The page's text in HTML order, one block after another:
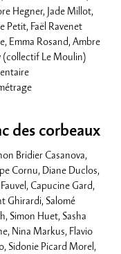
Hegner, Jade Millot,
Petit, Faël Ravenet
Emma Rosand, Ambre
(collectif Le Moulin)
des corbeaux
Bridier Casanova,
Cornu, Diane Duclos,
Capucine Gard,
Ghirardi, Salomé
Simon Huet, Sasha
Nina Markus, Flavio
Sidonie Picard Morel,